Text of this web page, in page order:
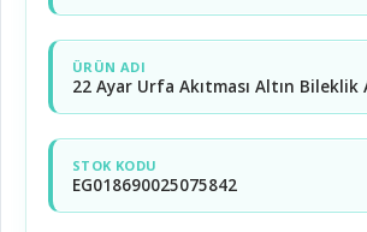
ÜRÜN ADI
22 Ayar Urfa Akıtması Altın
STOK KODU
EG018690025075842